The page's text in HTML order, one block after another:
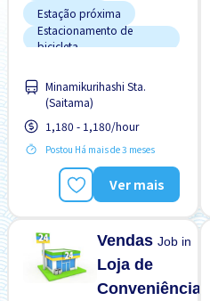
Estação próxima
Estacionamento de
bicicleta
Estrangeiro trabalhando
Mais com o tempo
Preferência por Mulheres
Transporte pago
Minamikurihashi Sta.
(Saitama)
1,180 - 1,180/hour
Postou Há mais de 3 meses
Ver mais
VendasJob in
Loja de
Conveniência